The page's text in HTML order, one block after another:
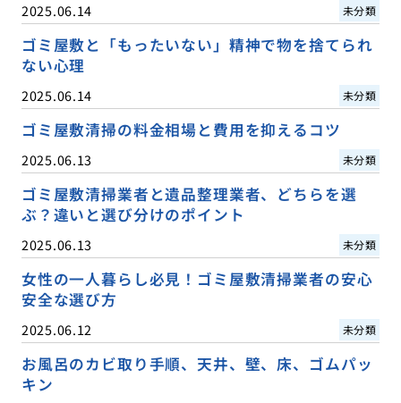
2025.06.14 未分類
ゴミ屋敷と「もったいない」精神で物を捨てられ
ない心理
2025.06.14 未分類
ゴミ屋敷清掃の料金相場と費用を抑えるコツ
2025.06.13 未分類
ゴミ屋敷清掃業者と遺品整理業者、どちらを選
ぶ？違いと選び分けのポイント
2025.06.13 未分類
女性の一人暮らし必見！ゴミ屋敷清掃業者の安心
安全な選び方
2025.06.12 未分類
お風呂のカビ取り手順、天井、壁、床、ゴムパッ
キン